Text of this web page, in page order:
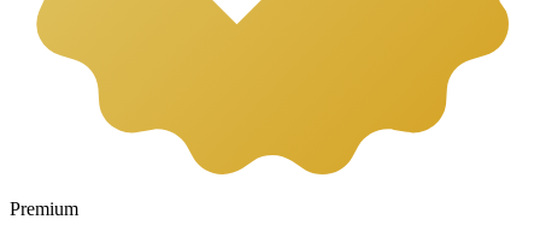
Premium